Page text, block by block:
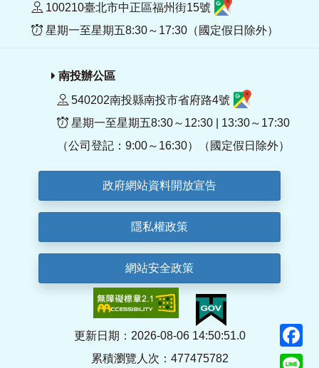
100210臺北市中正區福州街15號
星期一至星期五8:30～17:30（國定假日除外）
南投辦公區
540202南投縣南投市省府路4號
星期一至星期五8:30～12:30 | 13:30～17:30
（公司登記：9:00～16:30）（國定假日除外）
政府網站資料開放宣告
隱私權政策
網站安全政策
更新日期：2026-08-06 14:50:51.0
累積瀏覽人次：477475782